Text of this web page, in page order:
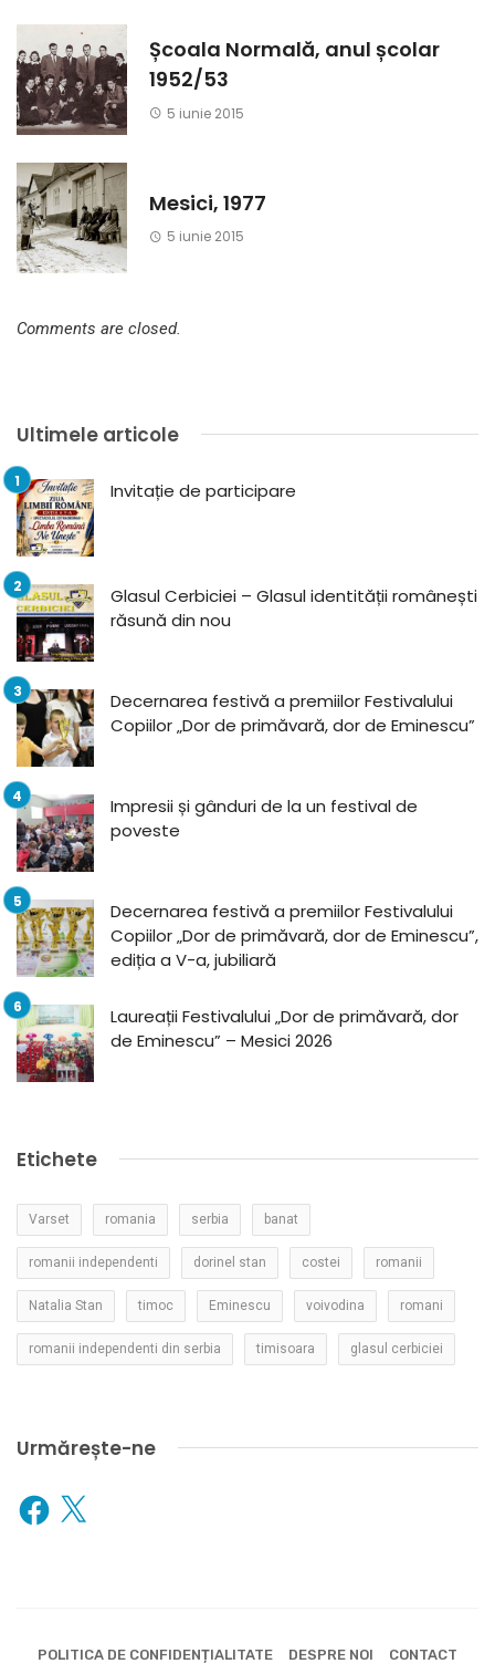
Școala Normală, anul școlar
1952/53
5 iunie 2015
Mesici, 1977
5 iunie 2015
Comments are closed.
Ultimele articole
Invitație de participare
Glasul Cerbiciei – Glasul identității românești
răsună din nou
Decernarea festivă a premiilor Festivalului
Copiilor „Dor de primăvară, dor de Eminescu”
Impresii și gânduri de la un festival de
poveste
Decernarea festivă a premiilor Festivalului
Copiilor „Dor de primăvară, dor de Eminescu”,
ediția a V-a, jubiliară
Laureații Festivalului „Dor de primăvară, dor
de Eminescu” – Mesici 2026
Etichete
Varset romania serbia banat
romanii independenti dorinel stan costei romanii
Natalia Stan timoc Eminescu voivodina romani
romanii independenti din serbia timisoara glasul cerbiciei
Urmărește-ne
Facebook
X
POLITICA DE CONFIDENȚIALITATE DESPRE NOI CONTACT